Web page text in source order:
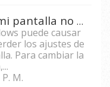
¿Qué hacer cuando mi pantalla no muestra la resolución nativa después de la actualización de Windows 10?
puede causar
los ajustes de
Para cambiar la
M.